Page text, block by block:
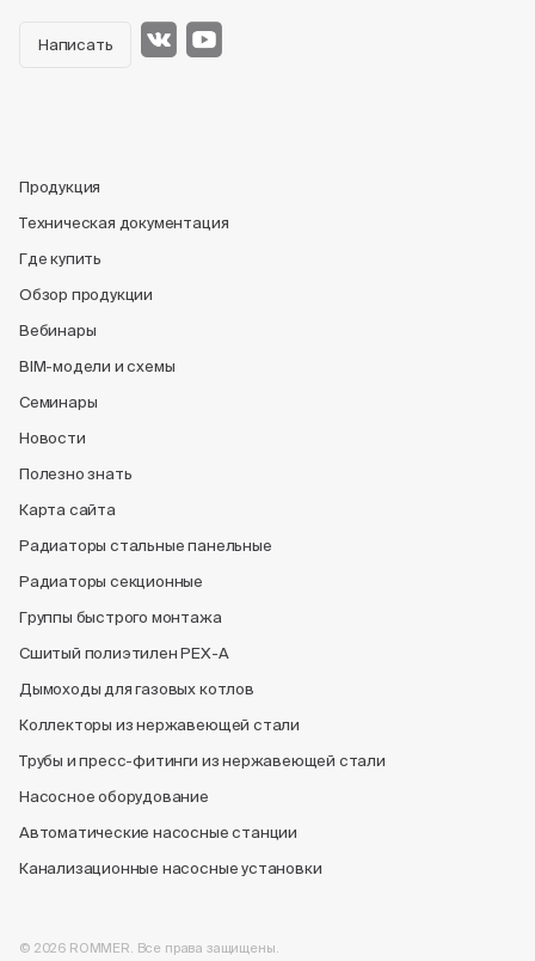
Написать
Продукция
Техническая документация
Где купить
Обзор продукции
Вебинары
BIM-модели и схемы
Семинары
Новости
Полезно знать
Карта сайта
Радиаторы стальные панельные
Радиаторы секционные
Группы быстрого монтажа
Сшитый полиэтилен PEX-A
Дымоходы для газовых котлов
Коллекторы из нержавеющей стали
Трубы и пресс-фитинги из нержавеющей стали
Насосное оборудование
Автоматические насосные станции
Канализационные насосные установки
© 2026 ROMMER. Все права защищены.